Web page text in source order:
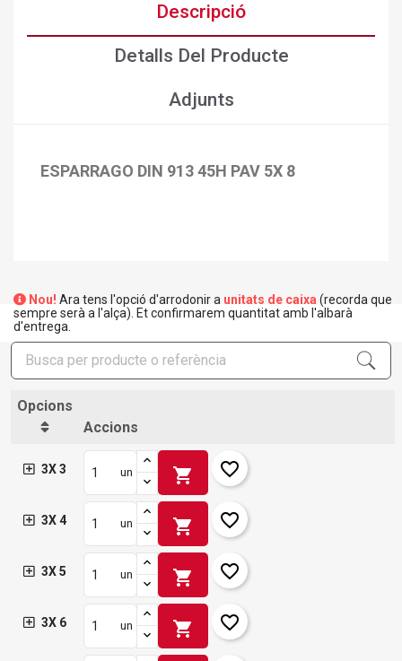
Descripció
Detalls Del Producte
Adjunts
ESPARRAGO DIN 913 45H PAV 5X 8
Nou! Ara tens l'opció d'arrodonir a unitats de caixa (recorda que
sempre serà a l'alça). Et confirmarem quantitat amb l'albarà
d'entrega.
Opcions
Accions
3X 3 un shopping_cart favorite_border
3X 4 un shopping_cart favorite_border
3X 5 un shopping_cart favorite_border
3X 6 un shopping_cart favorite_border